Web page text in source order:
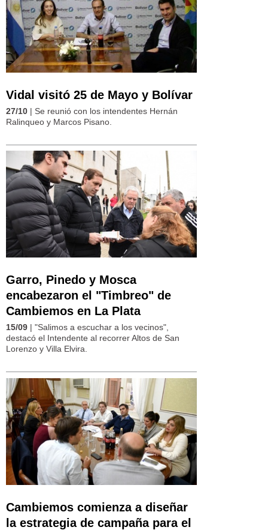
Vidal visitó 25 de Mayo y Bolívar
27/10 | Se reunió con los intendentes Hernán
Ralinqueo y Marcos Pisano.
Garro, Pinedo y Mosca
encabezaron el "Timbreo" de
Cambiemos en La Plata
15/09 | "Salimos a escuchar a los vecinos",
destacó el Intendente al recorrer Altos de San
Lorenzo y Villa Elvira.
Cambiemos comienza a diseñar
la estrategia de campaña para el